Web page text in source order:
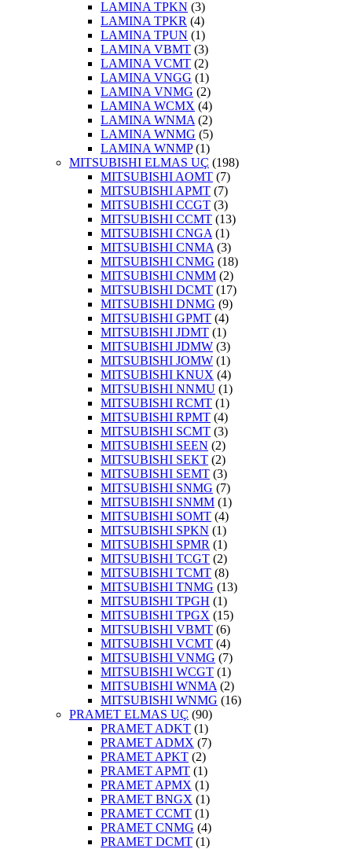
LAMINA TPKN (3)
LAMINA TPKR (4)
LAMINA TPUN (1)
LAMINA VBMT (3)
LAMINA VCMT (2)
LAMINA VNGG (1)
LAMINA VNMG (2)
LAMINA WCMX (4)
LAMINA WNMA (2)
LAMINA WNMG (5)
LAMINA WNMP(1)
MITSUBISHI ELMAS UÇ (198)
MITSUBISHI AOMT (7)
MITSUBISHI APMT (7)
MITSUBISHI CCGT (3)
MITSUBISHI CCMT (13)
MITSUBISHI CNGA (1)
MITSUBISHI CNMA (3)
MITSUBISHI CNMG (18)
MITSUBISHI CNMM (2)
MITSUBISHI DCMT (17)
MITSUBISHI DNMG (9)
MITSUBISHI GPMT (4)
MITSUBISHI JDMT (1)
MITSUBISHI JDMW (3)
MITSUBISHI JOMW (1)
MITSUBISHI KNUX (4)
MITSUBISHI NNMU (1)
MITSUBISHI RCMT (1)
MITSUBISHI RPMT (4)
MITSUBISHI SCMT (3)
MITSUBISHI SEEN (2)
MITSUBISHI SEKT (2)
MITSUBISHI SEMT (3)
MITSUBISHI SNMG (7)
MITSUBISHI SNMM (1)
MITSUBISHI SOMT (4)
MITSUBISHI SPKN (1)
MITSUBISHI SPMR (1)
MITSUBISHI TCGT (2)
MITSUBISHI TCMT (8)
MITSUBISHI TNMG (13)
MITSUBISHI TPGH (1)
MITSUBISHI TPGX (15)
MITSUBISHI VBMT (6)
MITSUBISHI VCMT (4)
MITSUBISHI VNMG (7)
MITSUBISHI WCGT (1)
MITSUBISHI WNMA (2)
MITSUBISHI WNMG (16)
PRAMET ELMAS UÇ (90)
PRAMET ADKT (1)
PRAMET ADMX (7)
PRAMET APKT (2)
PRAMET APMT (1)
PRAMET APMX (1)
PRAMET BNGX (1)
PRAMET CCMT (1)
PRAMET CNMG (4)
PRAMET DCMT (1)